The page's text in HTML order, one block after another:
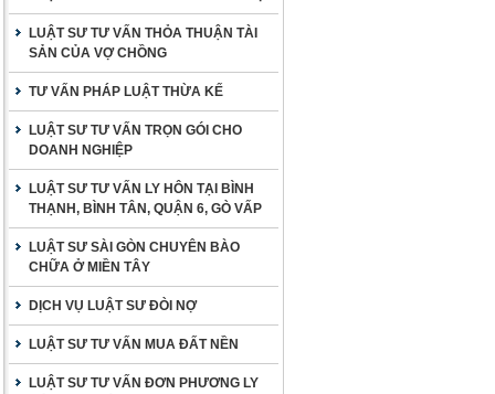
LUẬT SƯ TƯ VẤN THỎA THUẬN TÀI
SẢN CỦA VỢ CHỒNG
TƯ VẤN PHÁP LUẬT THỪA KẾ
LUẬT SƯ TƯ VẤN TRỌN GÓI CHO
DOANH NGHIỆP
LUẬT SƯ TƯ VẤN LY HÔN TẠI BÌNH
THẠNH, BÌNH TÂN, QUẬN 6, GÒ VẤP
LUẬT SƯ SÀI GÒN CHUYÊN BÀO
CHỮA Ở MIỀN TÂY
DỊCH VỤ LUẬT SƯ ĐÒI NỢ
LUẬT SƯ TƯ VẤN MUA ĐẤT NỀN
LUẬT SƯ TƯ VẤN ĐƠN PHƯƠNG LY